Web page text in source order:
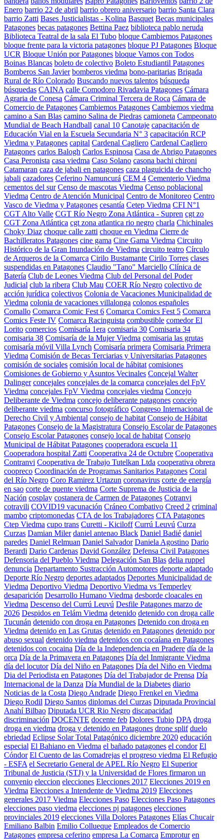
Enero barrio 22 de abril barrio obrero aniversario barrio Santa Clara
barrio Zatti Bases Justicialistas - Kolina Basquet Becas municipales
Patagones becas patagones Bettina Paez biblioteca pablo neruda
Biblioteca Teatral de la sala El Tubo bloque Cambiemos Patagones
bloque frente para la victoria patagones bloque PJ Patagones Bloque
UCR Bloque Unión por Patagones bloque Vamos con Todos
Boinas Blancas boleto de colectivo Boleto Estudiantil Patagones
Bomberos San Javier bomberos viedma bono-paritarias Brigada
Rural de Río Colorado Buscando nuevos talentos búsqueda
búsquedas CAINA calle Comodoro Rivadavia Patagones Cámara
Agraria de Conesa Cámara Criminal Tercera de Roca Cámara de
Comercio de Patagones Cambiemos Patagones Cambiemos viedma
camino a San Blas camino Salina de Piedras camioneta Campeonato
Mundial de Beach Handball canal 10 Canotaje capacitación de
Educación Vial en la Escuela Secundaria N° 3 capacitación RCP
Viedma y Patagones capital Cardenal Cagliero Cardenal Cagliero
Patagones carlos Balogh Carlos Espinosa Casa de Abrigo Patagones
Casa Peronista casa viedma Caso Solano casona bachi chironi
Catamaran caza de jabali en patagones caza plaguicida de chancho
jabali cazadores Ceferino Namuncurá CEM 4 Cementerio Viedma
cementos del sur Censo de mascotas Viedma Censo poblacional
Viedma Centro de Atención Municipal Centro de Monitoreo Centro
Vasco de Viedma y Patagones cesantía Cetep Viedma CFI N°1
CGT Alto Valle CGT Río Negro Zona Atlántica - Supren cgt zo
CGT Zona Atlántica cgt zona atlantica rio negro charla Chichinales
Choky Diaz choque calle zatti choque en Viedma Cierre de
Bachilleratos Patagones cine gama Cine Gama Viedma Circuito
Histórico de la Gran Inundación de Viedma circuito teatro Círculo
de Arqueros de la Comarca Cirilo Bustamante Cirilo Torres clases
suspendidas en Patagones Claudio "Tano" Marciello Clínica de
Batería Club de Leones Viedma Club del Personal del Poder
Judicial club la ribera Club Mau COER Río Negro colectivo de
acción jurídica colectivos Colonia de Vacaciones Municipalidad de
Viedma colonia de vacaciones villalonga colonos españoles
Comallo Comarca Comic Fest 6 Comarca Comics Fest 5 Comarca
Comics Feste IV Comarca Racinguista combustible comedor El
Lorito comercios Comisaría 1era comisaria 30 Comisaria 34
comisaria 38 Comisaría de la Mujer Viedma comisaria las grutas
comisaría móvil Villa Lynch Comisaría primera Comisaria Primera
Viedma Comisión de Becas Terciarias y Universitarias Patagones
comisión de sociales comisión local de hábitat comisiones
Comisiones de Gobierno y Asuntos Vecinales Concejal Walter
Dalinger concejales concejales de la comarca concejales del FpV
Viedma concejales FpV Viedma concejales viedma Concejo
Deliberante de Viedma concejo deliberante patagones concejo
deliberante viedma concurso fotográfico Congreso Internacional de
Derecho Civil y Ambiental consejo de habitat Consejo de Hábitat
Patagones Consejo de la Magistratura Consejo Escolar de Patagones
Consejo Escolar Patagones consejo local de habitat Consejo
Municipal de Hábitat Patagones cooperadora escuela 11
Cooperadora hospital Zatti Cooperativa 24 de Octubre Cooperativa
Contranvi Cooperativa de Trabajo Tutelkan Ltda cooperativa obrera
coopreco Coordinación de Programas Sanitarios Patagones Coral
del Río Negro Coro Ramirez Urtazun coronavirus corte de energía
en sao corte de puente viedma Corte Suprema de Justicia de la
Nación cosplay costanera de Carmen de Patagones Cotranvi
cotravili COVID19 vacunación Cráneo Combativo Creed 2 criminal
mambo criptomonedas CTA de los Trabajadores CTA Patagones
Ctep Viedma cupo trans Curetti - Kiciloff Currú Leuvú Curza
Curzas Damian Miler daniel antenao Black Daniel Badié daniel
paredes Daniel Relmuan Daniel Salvador Daniela Agostino Dario
Berardi Dario Cardenas David González Defensa Civil Patagones
Defensoria del Pueblo Viedma Delegación San Blas delia ruppel
denuncia Departamento Sustracción Automotores deporte adaptado
Deporte Río Negro deportes adaptados Deportes Municipalidad de
Viedma Deportivo Viedma Deportivo Viedma vs Temperley
desaparición Desarrollo Humano Viedma desborde cloacales en
Viedma Descenso del Currú Leuvú Desfile Patagones marzo de
2026 Despidos en Telám Viedma detenido detenido con droga calle
Tucunán detenido con droga en Patagones Detenido con droga en
Viedma detenido en Las Grutas detenido en Patagones detenido por
abuso sexual detenido viedma detenidos con cocaíana en Patagones
detenidos con cocaina Día de la Independencia en Pradere día de la
orca Día de la Primavera en Patagones Día del Inmigrante Viedma
día del locutor Día del Niño en Patagones Día del Niño en Viedma
Dia del Periodista en Patagones Día del Trabajador de Prensa Día
Internacional de la Danza Día Mundial de la Diabetes diario
Noticias de la Costa Diego Andrade Diego Frenkel en Viedma
Diego Rodil Diego Santos diplomas del Curzas Diputada Provincial
Anahí Bilbao Diputada UCR Rio Negro discapacidad
discriminación DOCENTE docente feb Dolores Tubio DPA droga
droga en viedma droga y detenido en Patagones drone splif duelo
ebriedad Eclipse Solar Total Patagónico diciembre 2020 educación
especial El Bahiano en Viedma el bañado patagones el condor El
Cóndor El Cuento de las Comadrejas el progreso viedma El Refugio
- ESFA el Secretario General de APEL Río Negro El Superior
Tribunal de Justicia (STJ) y la Universidad de Flores firmaron un
convenio eleccion elecciones Elecciones 2017 Elecciones 2019 en
Viedma Elecciones a Intendente de Viedma 2019 Elecciones
generales 2017 Viedma Elecciones Paso Elecciones Paso Patagones
elecciones paso viedma elecciones pj patagones elecciones
provinciales 2019 elecciones Villa Dolores Patagones Elías Chucair
Emiliano Balbin Emilio Collueque Empleados de Comercio
Patagones empresa ceferino empresa La Comarca Emprotur en